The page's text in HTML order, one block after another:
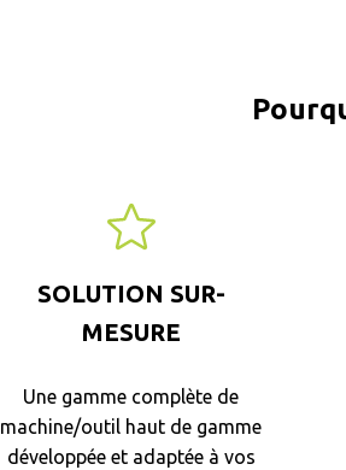
SOLUTION SUR-
MESURE
Une gamme complète de
machine/outil haut de gamme
développée et adaptée à vos